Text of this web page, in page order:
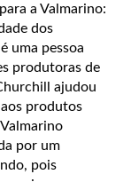
a Valmarino:
dos
uma pessoa
produtoras de
ajudou
produtos
por um
pois